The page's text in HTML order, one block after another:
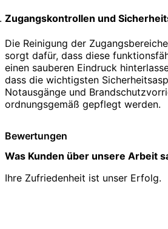
Zugangskontrollen und
Die Reinigung der
sorgt dafür, dass diese
einen sauberen Eindruck
dass die wichtigsten
Notausgänge und
ordnungsgemäß gepflegt werden.
Bewertungen
Was Kunden über unsere Arbeit
Ihre Zufriedenheit ist unser Erfolg.